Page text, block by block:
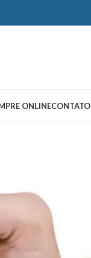
ONLINECONTATO